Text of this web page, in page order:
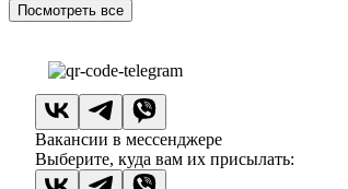
Посмотреть все
Вакансии в мессенджере
Выберите, куда вам их присылать: